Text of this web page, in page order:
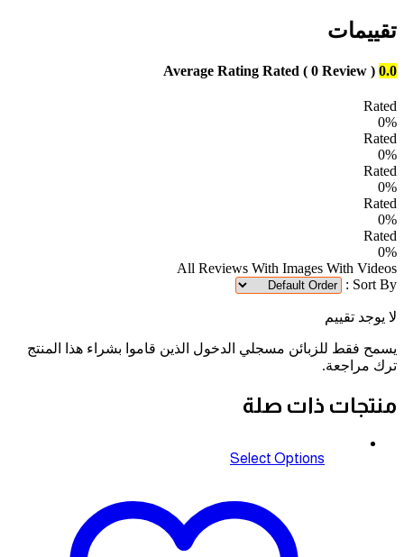
تقييمات
0.0
Average Rating Rated ( 0 Review )
Rated
0%
Rated
0%
Rated
0%
Rated
0%
Rated
0%
All Reviews With Images With Videos
Sort By :
لا يوجد تقييم
يسمح فقط للزبائن مسجلي الدخول الذين قاموا بشراء هذا المنتج
ترك مراجعة.
منتجات ذات صلة
Select Options